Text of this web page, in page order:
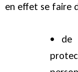
en effet se faire
• de